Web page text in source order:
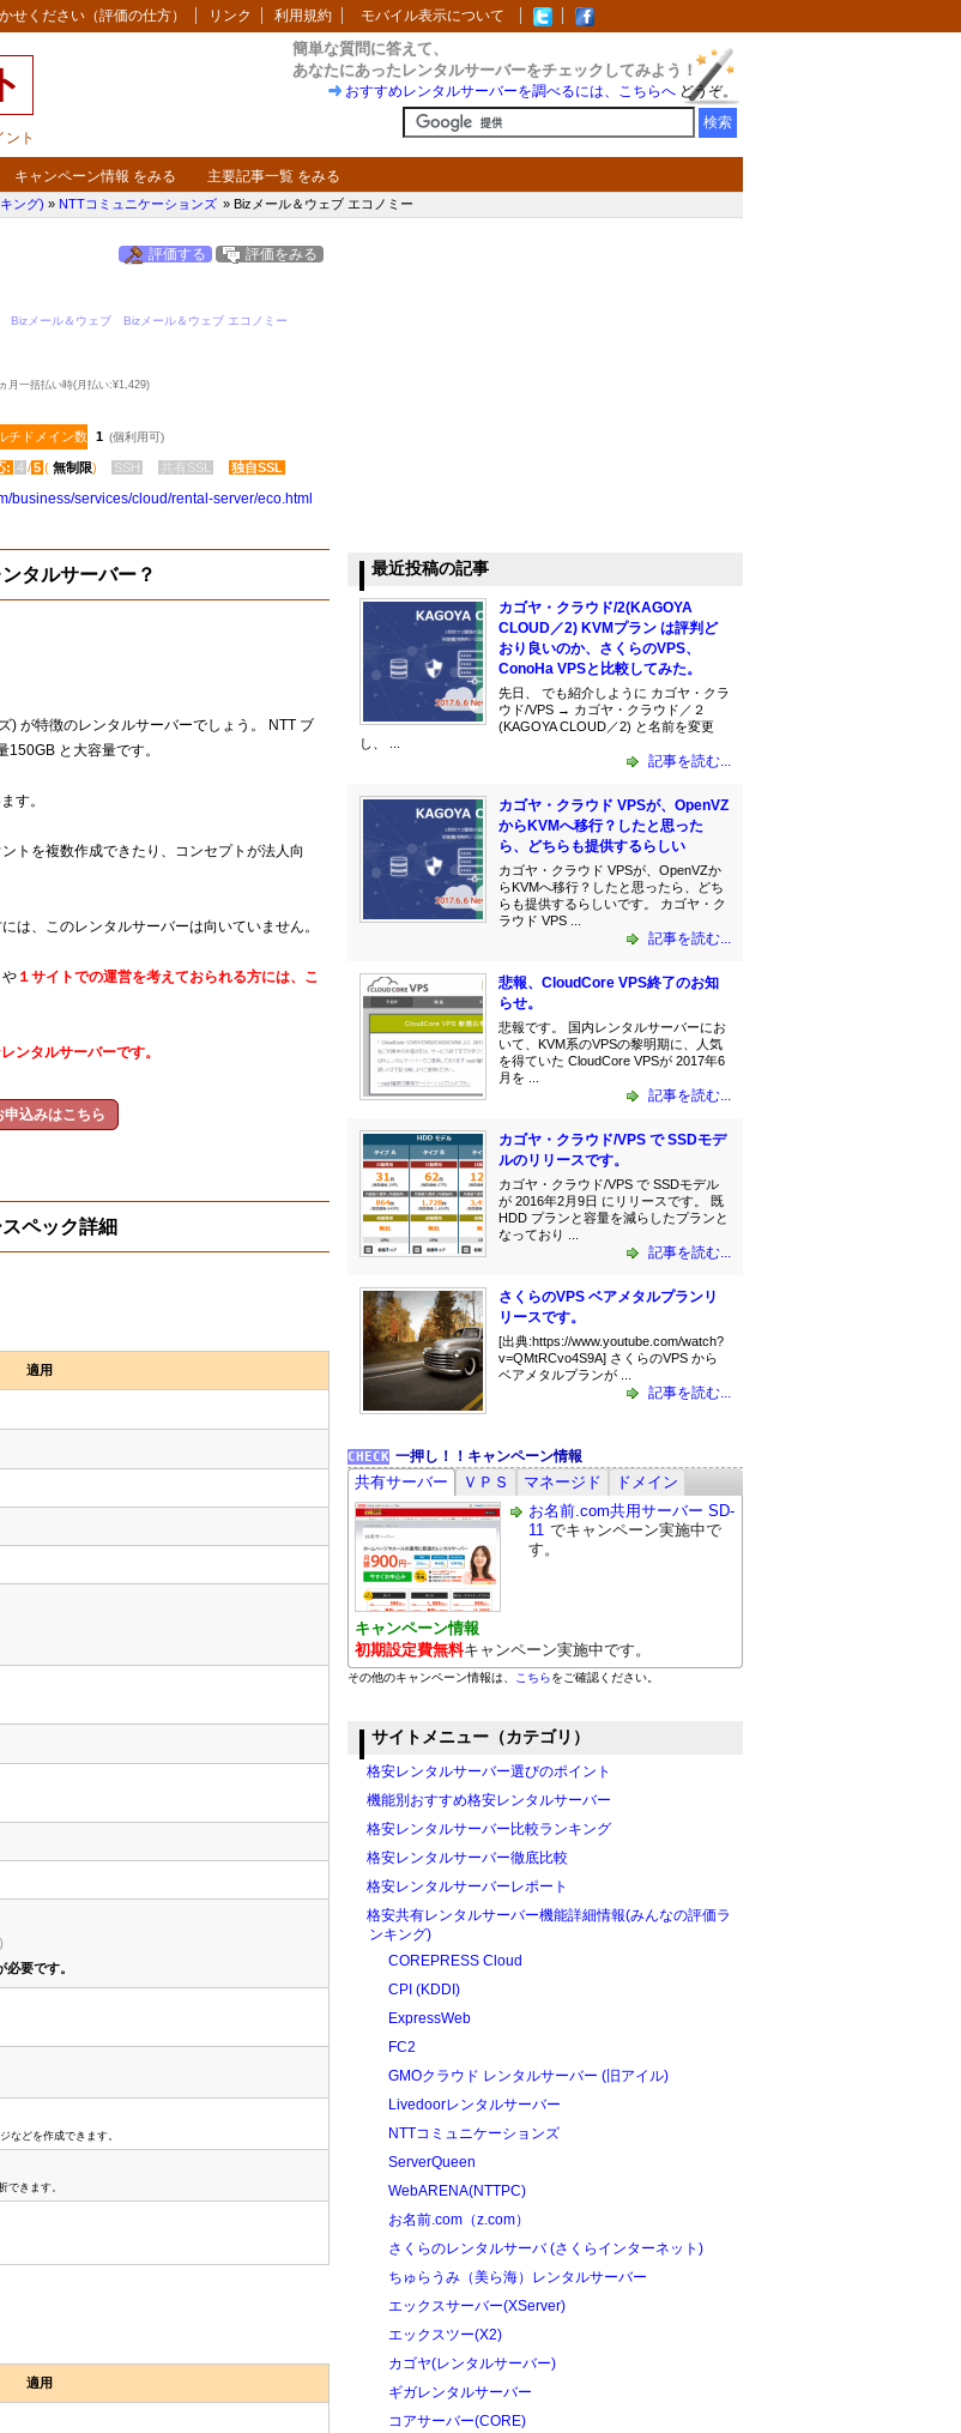
せください（評価の仕方） リンク 利用規約 モバイル表示について
ト
ト
簡単な質問に答えて、
あなたにあったレンタルサーバーをチェックしてみよう！
おすすめレンタルサーバーを調べるには、こちらへ どうぞ。
キャンペーン情報 をみる 主要記事一覧 をみる
ング) » NTTコミュニケーションズ » Bizメール＆ウェブ エコノミー
評価する 評価をみる
Bizメール＆ウェブ Bizメール＆ウェブ エコノミー
月一括払い時(月払い:¥1,429)
チドメイン数 1 (個利用可)
: 4 /5 ( 無制限) SSH 共有SSL 独自SSL
business​/services​/cloud​/rental-server​/eco.html
タルサーバー？
) が特徴のレンタルサーバーでしょう。 NTT ブ
と大容量です。
す。
トを複数作成できたり、コンセプトが法人向
は、このレンタルサーバーは向いていません。
１サイトでの運営を考えておられる方には、こ
ンタルサーバーです。
込みはこちら
ペック詳細
適用
要です。
などを作成できます。
できます。
適用
最近投稿の記事
カゴヤ・クラウド/2(KAGOYA
CLOUD／2) KVMプラン は評判ど
おり良いのか、さくらのVPS、
ConoHa VPSと比較してみた。
先日、 でも紹介しように カゴヤ・クラ
ウド/VPS → カゴヤ・クラウド／２
(KAGOYA CLOUD／2) と名前を変更
し、 ...
記事を読む...
カゴヤ・クラウド VPSが、OpenVZ
からKVMへ移行？したと思った
ら、どちらも提供するらしい
カゴヤ・クラウド VPSが、OpenVZか
らKVMへ移行？したと思ったら、どち
らも提供するらしいです。 カゴヤ・ク
ラウド VPS ...
記事を読む...
悲報、CloudCore VPS終了のお知
らせ。
悲報です。 国内レンタルサーバーにお
いて、KVM系のVPSの黎明期に、人気
を得ていた CloudCore VPSが 2017年6
月を ...
記事を読む...
カゴヤ・クラウド/VPS で SSDモデ
ルのリリースです。
カゴヤ・クラウド/VPS で SSDモデル
が 2016年2月9日 にリリースです。 既
HDD プランと容量を減らしたプランと
なっており ...
記事を読む...
さくらのVPS ベアメタルプランリ
リースです。
[出典:https://www.youtube.com/watch?
v=QMtRCvo4S9A] さくらのVPS から
ベアメタルプランが ...
記事を読む...
一押し！！キャンペーン情報
共有サーバー ＶＰＳ マネージド
ドメイン
お名前.com共用サーバー SD-
11 でキャンペーン実施中で
す。
キャンペーン情報
初期設定費無料キャンペーン実施中です。
その他のキャンペーン情報は、 こちらをご確認ください。
サイトメニュー（カテゴリ）
格安レンタルサーバー選びのポイント
機能別おすすめ格安レンタルサーバー
格安レンタルサーバー比較ランキング
格安レンタルサーバー徹底比較
格安レンタルサーバーレポート
格安共有レンタルサーバー機能詳細情報(みんなの評価ラ
ンキング)
COREPRESS Cloud
CPI (KDDI)
ExpressWeb
FC2
GMOクラウド レンタルサーバー (旧アイル)
Livedoorレンタルサーバー
NTTコミュニケーションズ
ServerQueen
WebARENA(NTTPC)
お名前.com（z.com）
さくらのレンタルサーバ (さくらインターネット)
ちゅらうみ（美ら海）レンタルサーバー
エックスサーバー(XServer)
エックスツー(X2)
カゴヤ(レンタルサーバー)
ギガレンタルサーバー
コアサーバー(CORE)